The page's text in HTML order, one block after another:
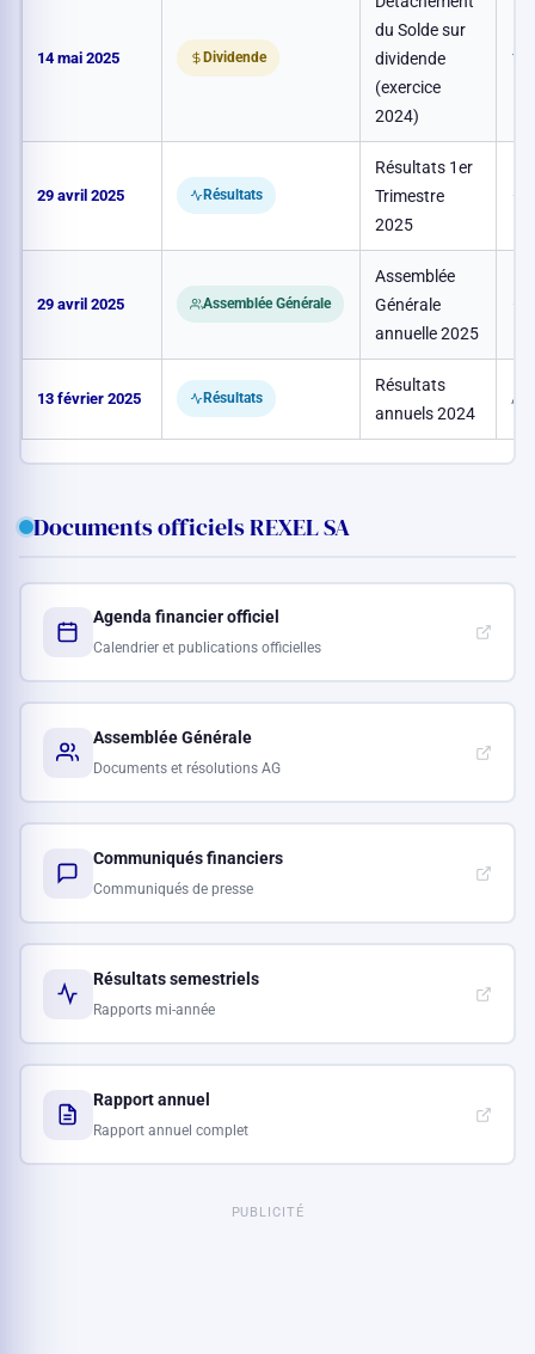
14 mai 2025 Dividende
du Solde sur
dividende
(exercice
2024)
29 avril 2025 Résultats
Résultats 1er
Trimestre
2025
–
29 avril 2025 Assemblée Générale
Assemblée
Générale
annuelle 2025
13 février 2025 Résultats
Résultats
annuels 2024
Documents officiels REXEL SA
Agenda financier officiel
Calendrier et publications officielles
Assemblée Générale
Documents et résolutions AG
Communiqués financiers
Communiqués de presse
Résultats semestriels
Rapports mi-année
Rapport annuel
Rapport annuel complet
PUBLICITÉ